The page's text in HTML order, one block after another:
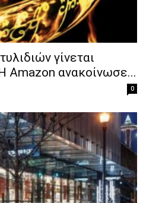
γίνεται
Amazon ανακοίνωσε...
0